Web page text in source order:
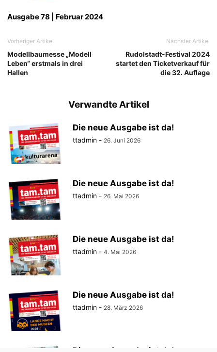
Ausgabe 78 | Februar 2024
Vorheriger Artikel
Modellbaumesse „Modell
Leben“ erstmals in drei
Hallen
Nächster Artikel
Rudolstadt-Festival 2024
startet den Ticketverkauf für
die 32. Auflage
Verwandte Artikel
Die neue Ausgabe ist da!
ttadmin - 26. Juni 2026
Die neue Ausgabe ist da!
ttadmin - 26. Mai 2026
Die neue Ausgabe ist da!
ttadmin - 4. Mai 2026
Die neue Ausgabe ist da!
ttadmin - 28. März 2026